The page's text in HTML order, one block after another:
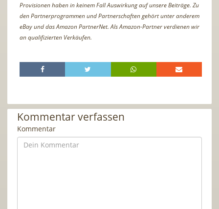
Provisionen haben in keinem Fall Auswirkung auf unsere Beiträge. Zu
den Partnerprogrammen und Partnerschaften gehört unter anderem
eBay und das Amazon PartnerNet. Als Amazon-Partner verdienen wir
an qualifizierten Verkäufen.
Kommentar verfassen
Kommentar